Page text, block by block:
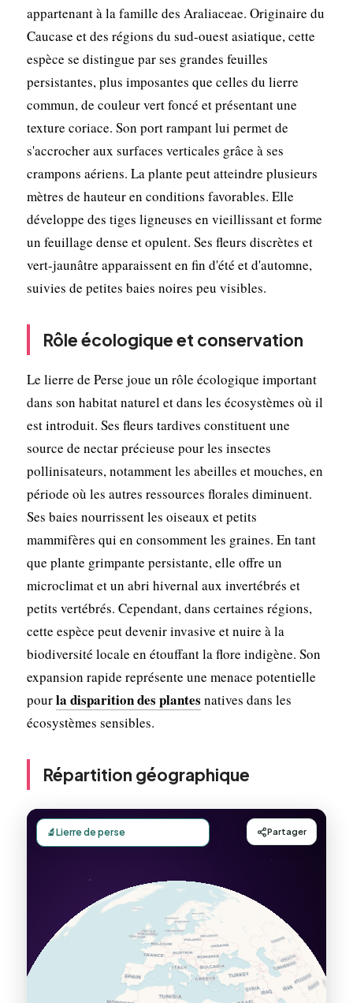
appartenant à la famille des Araliaceae. Originaire du
Caucase et des régions du sud-ouest asiatique, cette
espèce se distingue par ses grandes feuilles
persistantes, plus imposantes que celles du lierre
commun, de couleur vert foncé et présentant une
texture coriace. Son port rampant lui permet de
s'accrocher aux surfaces verticales grâce à ses
crampons aériens. La plante peut atteindre plusieurs
mètres de hauteur en conditions favorables. Elle
développe des tiges ligneuses en vieillissant et forme
un feuillage dense et opulent. Ses fleurs discrètes et
vert-jaunâtre apparaissent en fin d'été et d'automne,
suivies de petites baies noires peu visibles.
Rôle écologique et conservation
Le lierre de Perse joue un rôle écologique important
dans son habitat naturel et dans les écosystèmes où il
est introduit. Ses fleurs tardives constituent une
source de nectar précieuse pour les insectes
pollinisateurs, notamment les abeilles et mouches, en
période où les autres ressources florales diminuent.
Ses baies nourrissent les oiseaux et petits
mammifères qui en consomment les graines. En tant
que plante grimpante persistante, elle offre un
microclimat et un abri hivernal aux invertébrés et
petits vertébrés. Cependant, dans certaines régions,
cette espèce peut devenir invasive et nuire à la
biodiversité locale en étouffant la flore indigène. Son
expansion rapide représente une menace potentielle
pourla disparition des plantes natives dans les
écosystèmes sensibles.
Répartition géographique